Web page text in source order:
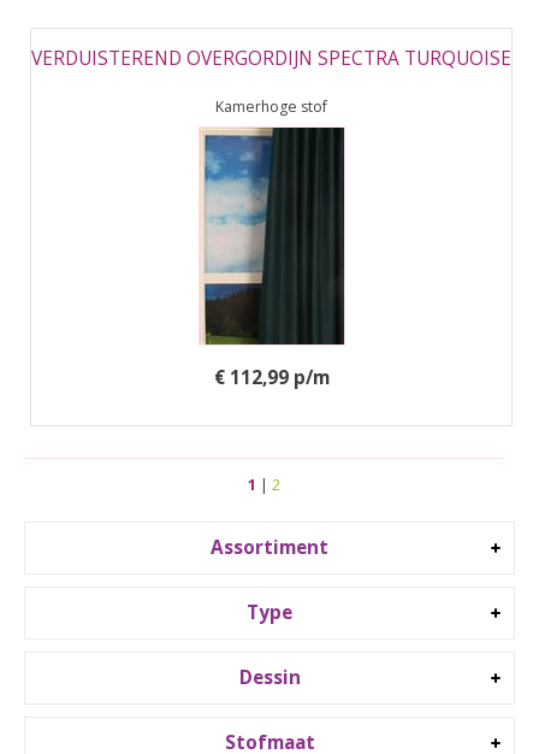
Assortiment
Type
Dessin
Stofmaat
VERDUISTEREND OVERGORDIJN SPECTRA TURQUOISE
Kamerhoge stof
€ 112,99 p/m
1 | 2